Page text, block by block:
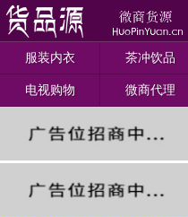
服装内衣 茶冲饮品
电视购物 微商代理